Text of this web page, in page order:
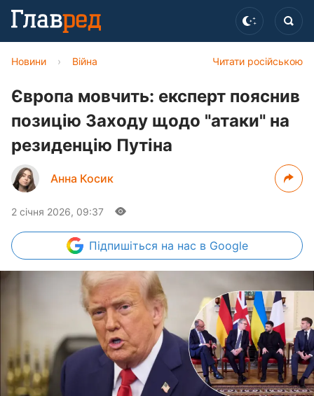
Читати російською
Новини › Війна
Європа мовчить: експерт пояснив
позицію Заходу щодо "атаки" на
резиденцію Путіна
Анна Косик
2 січня 2026, 09:37
Підпишіться на нас в Google